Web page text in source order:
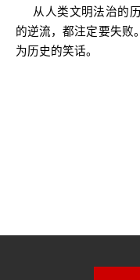
从人类文明法治的历
的逆流，都注定要失败
为历史的笑话。